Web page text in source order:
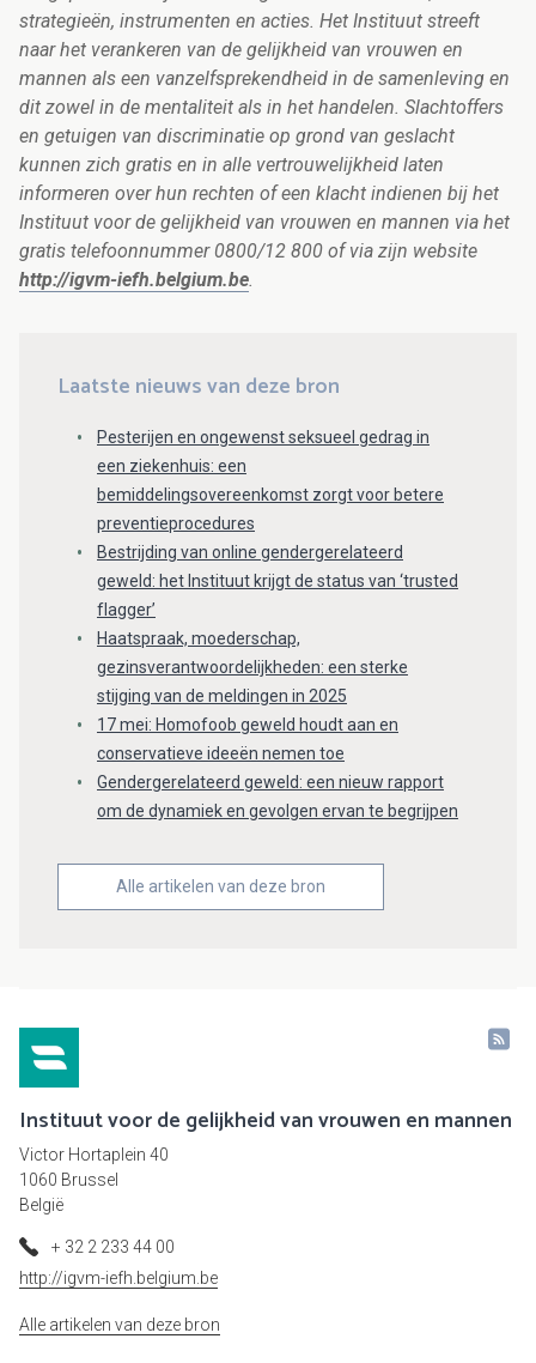
strategieën, instrumenten en acties. Het Instituut streeft
naar het verankeren van de gelijkheid van vrouwen en
mannen als een vanzelfsprekendheid in de samenleving en
dit zowel in de mentaliteit als in het handelen. Slachtoffers
en getuigen van discriminatie op grond van geslacht
kunnen zich gratis en in alle vertrouwelijkheid laten
informeren over hun rechten of een klacht indienen bij het
Instituut voor de gelijkheid van vrouwen en mannen via het
gratis telefoonnummer 0800/12 800 of via zijn website
http://igvm-iefh.belgium.be.
Laatste nieuws van deze bron
Pesterijen en ongewenst seksueel gedrag in
een ziekenhuis: een
bemiddelingsovereenkomst zorgt voor betere
preventieprocedures
Bestrijding van online gendergerelateerd
geweld: het Instituut krijgt de status van ‘trusted
flagger’
Haatspraak, moederschap,
gezinsverantwoordelijkheden: een sterke
stijging van de meldingen in 2025
17 mei: Homofoob geweld houdt aan en
conservatieve ideeën nemen toe
Gendergerelateerd geweld: een nieuw rapport
om de dynamiek en gevolgen ervan te begrijpen
Alle artikelen van deze bron
Instituut voor de gelijkheid van vrouwen en mannen
Victor Hortaplein 40
1060 Brussel
België
+ 32 2 233 44 00
http://igvm-iefh.belgium.be
Alle artikelen van deze bron